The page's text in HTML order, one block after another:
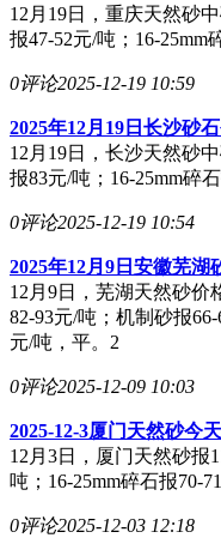
12月19日，重庆天然砂
报47-52元/吨；16-25mm
0评论2025-12-19 10:59
2025年12月19日长沙砂
12月19日，长沙天然砂
报83元/吨；16-25mm碎
0评论2025-12-19 10:54
2025年12月9日安徽芜湖
12月9日，芜湖天然砂价
82-93元/吨；机制砂报
元/吨，平。2
0评论2025-12-09 10:03
2025-12-3厦门天然砂今
12月3日，厦门天然砂报
吨；16-25mm碎石报70-
0评论2025-12-03 12:18